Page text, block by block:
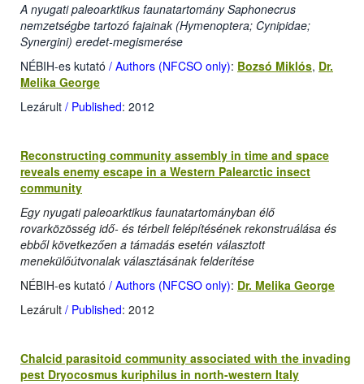
A nyugati paleoarktikus faunatartomány Saphonecrus
nemzetségbe tartozó fajainak (Hymenoptera; Cynipidae;
Synergini) eredet-megismerése
NÉBIH-es kutató / Authors (NFCSO only): Bozsó Miklós, Dr.
Melika George
Lezárult / Published: 2012
Reconstructing community assembly in time and space
reveals enemy escape in a Western Palearctic insect
community
Egy nyugati paleoarktikus faunatartományban élő
rovarközösség idő- és térbeli felépítésének rekonstruálása és
ebből következően a támadás esetén választott
menekülőútvonalak választásának felderítése
NÉBIH-es kutató / Authors (NFCSO only): Dr. Melika George
Lezárult / Published: 2012
Chalcid parasitoid community associated with the invading
pest Dryocosmus kuriphilus in north-western Italy